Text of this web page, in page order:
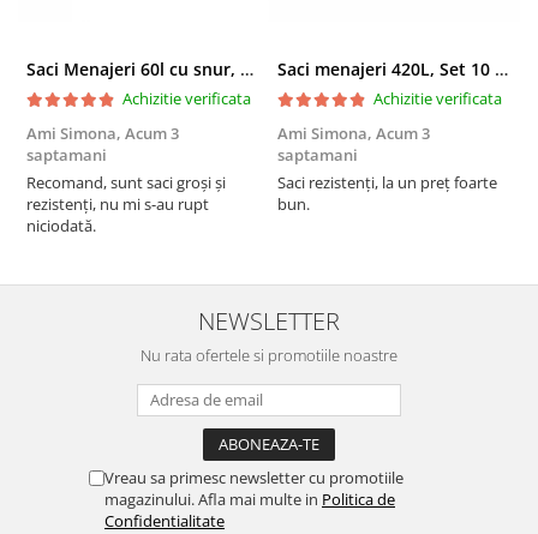
Saci Menajeri 60l cu snur, Roz, 10buc/rola
Achizitie verificata
Ami Simona, Acum 3
saptamani
Recomand, sunt saci groși și
rezistenți, nu mi s-au rupt
niciodată.
Saci menajeri 420L, Set 10 bucati
Achizitie verificata
Ami Simona, Acum 3
saptamani
Saci rezistenți, la un preț foarte
bun.
NEWSLETTER
Nu rata ofertele si promotiile noastre
Vreau sa primesc newsletter cu promotiile
magazinului. Afla mai multe in Politica de
Confidentialitate